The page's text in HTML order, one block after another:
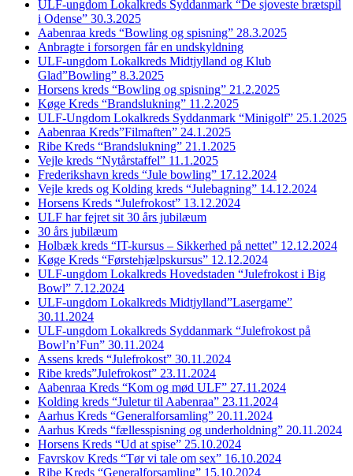
ULF-ungdom Lokalkreds Syddanmark “De sjoveste brætspil
i Odense” 30.3.2025
Aabenraa kreds “Bowling og spisning” 28.3.2025
Anbragte i forsorgen får en undskyldning
ULF-ungdom Lokalkreds Midtjylland og Klub
Glad”Bowling” 8.3.2025
Horsens kreds “Bowling og spisning” 21.2.2025
Køge Kreds “Brandslukning” 11.2.2025
ULF-Ungdom Lokalkreds Syddanmark “Minigolf” 25.1.2025
Aabenraa Kreds”Filmaften” 24.1.2025
Ribe Kreds “Brandslukning” 21.1.2025
Vejle kreds “Nytårstaffel” 11.1.2025
Frederikshavn kreds “Jule bowling” 17.12.2024
Vejle kreds og Kolding kreds “Julebagning” 14.12.2024
Horsens Kreds “Julefrokost” 13.12.2024
ULF har fejret sit 30 års jubilæum
30 års jubilæum
Holbæk kreds “IT-kursus – Sikkerhed på nettet” 12.12.2024
Køge Kreds “Førstehjælpskursus” 12.12.2024
ULF-ungdom Lokalkreds Hovedstaden “Julefrokost i Big
Bowl” 7.12.2024
ULF-ungdom Lokalkreds Midtjylland”Lasergame”
30.11.2024
ULF-ungdom Lokalkreds Syddanmark “Julefrokost på
Bowl’n’Fun” 30.11.2024
Assens kreds “Julefrokost” 30.11.2024
Ribe kreds”Julefrokost” 23.11.2024
Aabenraa Kreds “Kom og mød ULF” 27.11.2024
Kolding kreds “Juletur til Aabenraa” 23.11.2024
Aarhus Kreds “Generalforsamling” 20.11.2024
Aarhus Kreds “fællesspisning og underholdning” 20.11.2024
Horsens Kreds “Ud at spise” 25.10.2024
Favrskov Kreds “Tør vi tale om sex” 16.10.2024
Ribe Kreds “Generalforsamling” 15.10.2024